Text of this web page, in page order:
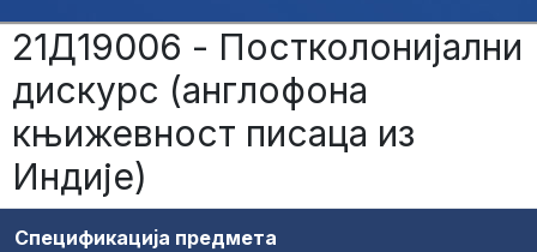
21Д19006 - Постколонијални
дискурс (англофона
књижевност писаца из
Индије)
Спецификација предмета